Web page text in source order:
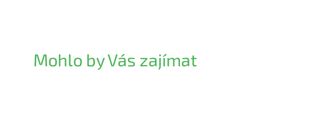
Mohlo by Vás zajímat